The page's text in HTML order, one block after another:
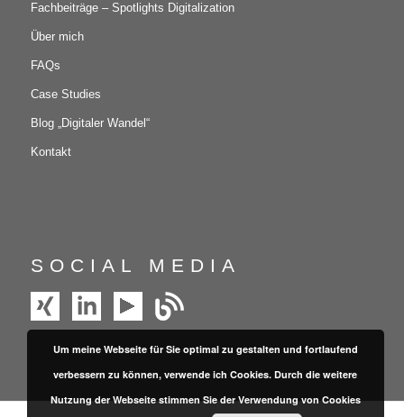
Fachbeiträge – Spotlights Digitalization
Über mich
FAQs
Case Studies
Blog „Digitaler Wandel“
Kontakt
SOCIAL MEDIA
Um meine Webseite für Sie optimal zu gestalten und fortlaufend
verbessern zu können, verwende ich Cookies. Durch die weitere
Nutzung der Webseite stimmen Sie der Verwendung von Cookies